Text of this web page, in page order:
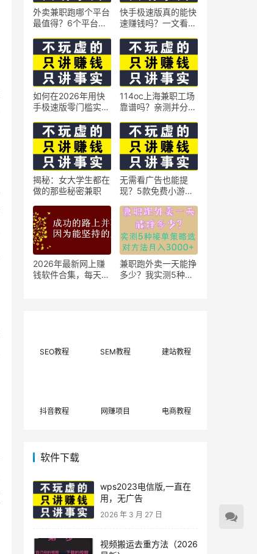
外卖兼职跑哪个平台
最值得？6个平台实
快手极速版真的能快
速赚钱吗？一文看懂
如何在2026年用快
手极速版零门槛实现
技巧
114oc上海兼职工场
靠谱吗？亲测并分享
揭秘：女大学生都在
做的那些秘密兼职
无需看广告也能提
现？5款免费小游戏
2026年最新网上赚
钱软件合集，每天免
兼职跑外卖一天能挣
多少？我实测5种接
SEO教程 SEM教程 建站教程
抖音教程 网赚项目 电商教程
软件下载
wps2023电信版,一直在
用，无广告
2026 年 3 月 27 日
视频搬运去重方法（2026